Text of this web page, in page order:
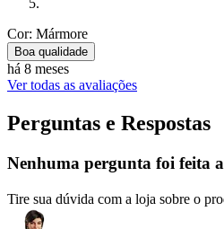
Cor: Mármore
Boa qualidade
há 8 meses
Ver todas as avaliações
Perguntas e Respostas
Nenhuma pergunta foi feita
Tire sua dúvida com a loja sobre o